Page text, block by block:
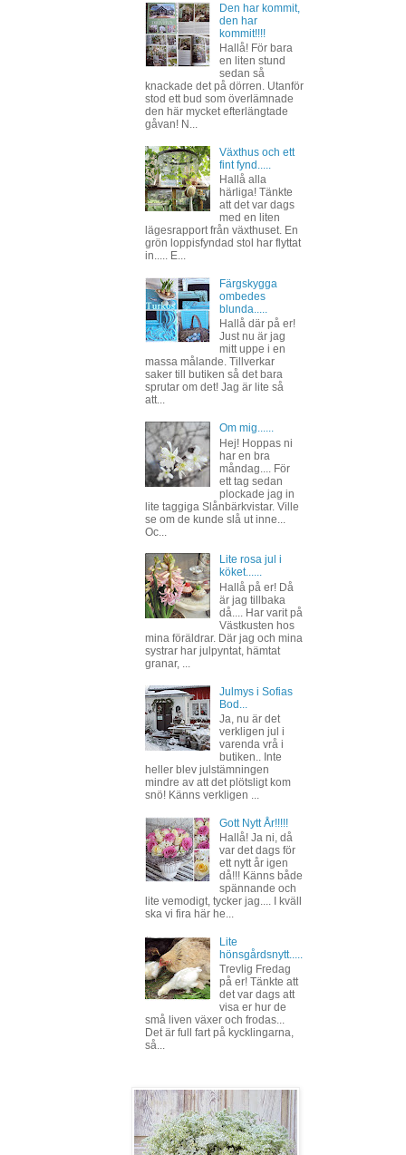
Den har kommit,
den har
kommit!!!!
Hallå! För bara
en liten stund
sedan så
knackade det på dörren. Utanför
stod ett bud som överlämnade
den här mycket efterlängtade
gåvan! N...
Växthus och ett
fint fynd.....
Hallå alla
härliga! Tänkte
att det var dags
med en liten
lägesrapport från växthuset. En
grön loppisfyndad stol har flyttat
in..... E...
Färgskygga
ombedes
blunda.....
Hallå där på er!
Just nu är jag
mitt uppe i en
massa målande. Tillverkar
saker till butiken så det bara
sprutar om det! Jag är lite så
att...
Om mig......
Hej! Hoppas ni
har en bra
måndag.... För
ett tag sedan
plockade jag in
lite taggiga Slånbärkvistar. Ville
se om de kunde slå ut inne...
Oc...
Lite rosa jul i
köket......
Hallå på er! Då
är jag tillbaka
då.... Har varit på
Västkusten hos
mina föräldrar. Där jag och mina
systrar har julpyntat, hämtat
granar, ...
Julmys i Sofias
Bod...
Ja, nu är det
verkligen jul i
varenda vrå i
butiken.. Inte
heller blev julstämningen
mindre av att det plötsligt kom
snö! Känns verkligen ...
Gott Nytt År!!!!!
Hallå! Ja ni, då
var det dags för
ett nytt år igen
då!!! Känns både
spännande och
lite vemodigt, tycker jag.... I kväll
ska vi fira här he...
Lite
hönsgårdsnytt.....
Trevlig Fredag
på er! Tänkte att
det var dags att
visa er hur de
små liven växer och frodas...
Det är full fart på kycklingarna,
så...